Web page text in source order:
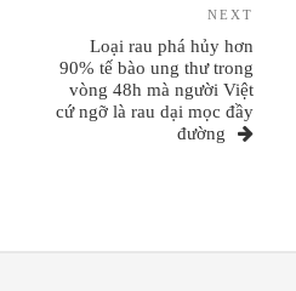
NEXT
Loại rau phá hủy hơn
90% tế bào ung thư trong
vòng 48h mà người Việt
cứ ngỡ là rau dại mọc đầy
đường